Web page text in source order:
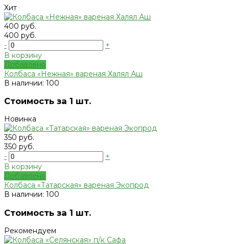
Хит
400 руб.
400 руб.
-
+
В корзину
Добавлено
Колбаса «Нежная» вареная Халял Аш
В наличии: 100
Стоимость за 1 шт.
Новинка
350 руб.
350 руб.
-
+
В корзину
Добавлено
Колбаса «Татарская» вареная Экопрод
В наличии: 100
Стоимость за 1 шт.
Рекомендуем